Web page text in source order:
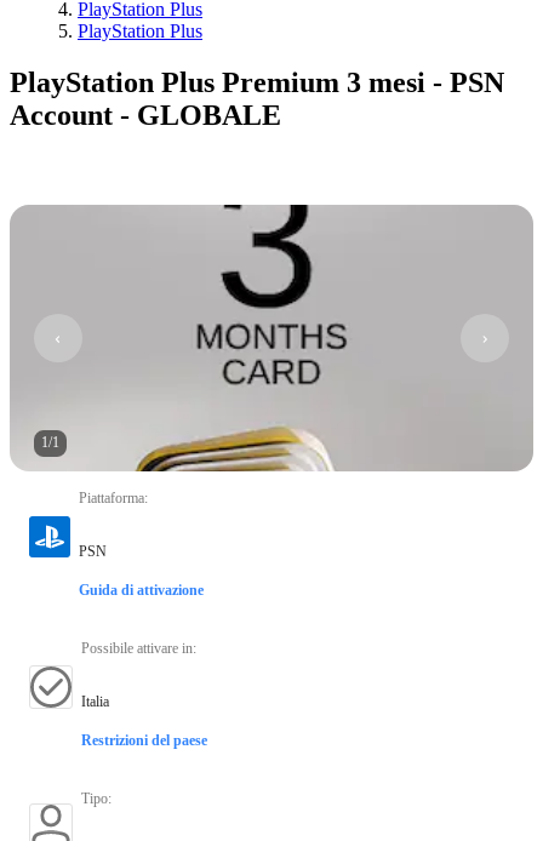
PlayStation Plus
PlayStation Plus
PlayStation Plus Premium 3 mesi - PSN
Account - GLOBALE
1/1
Piattaforma:
PSN
Guida di attivazione
Possibile attivare in:
Italia
Restrizioni del paese
Tipo: